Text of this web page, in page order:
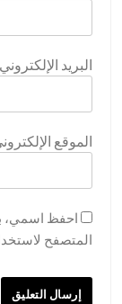
البريد الإلكتروني
الموقع
احفظ اسمي،
المتصفح